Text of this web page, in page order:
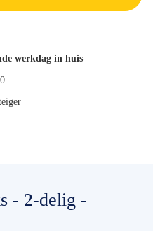
werkdag in huis
- 2-delig -